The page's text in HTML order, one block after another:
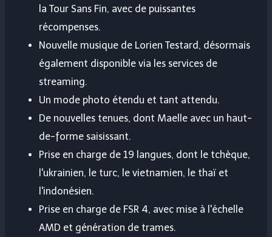
la Tour Sans Fin, avec de puissantes
récompenses.
Nouvelle musique de Lorien Testard, désormais
également disponible via les services de
streaming.
Un mode photo étendu et tant attendu.
De nouvelles tenues, dont Maelle avec un haut-
de-forme saisissant.
Prise en charge de 19 langues, dont le tchèque,
l'ukrainien, le turc, le vietnamien, le thaï et
l'indonésien.
Prise en charge de FSR 4, avec mise à l'échelle
AMD et génération de trames.